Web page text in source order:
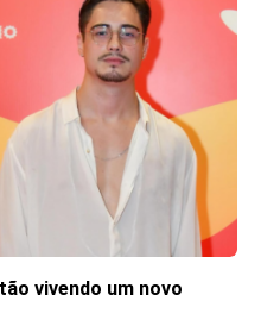
vivendo um novo